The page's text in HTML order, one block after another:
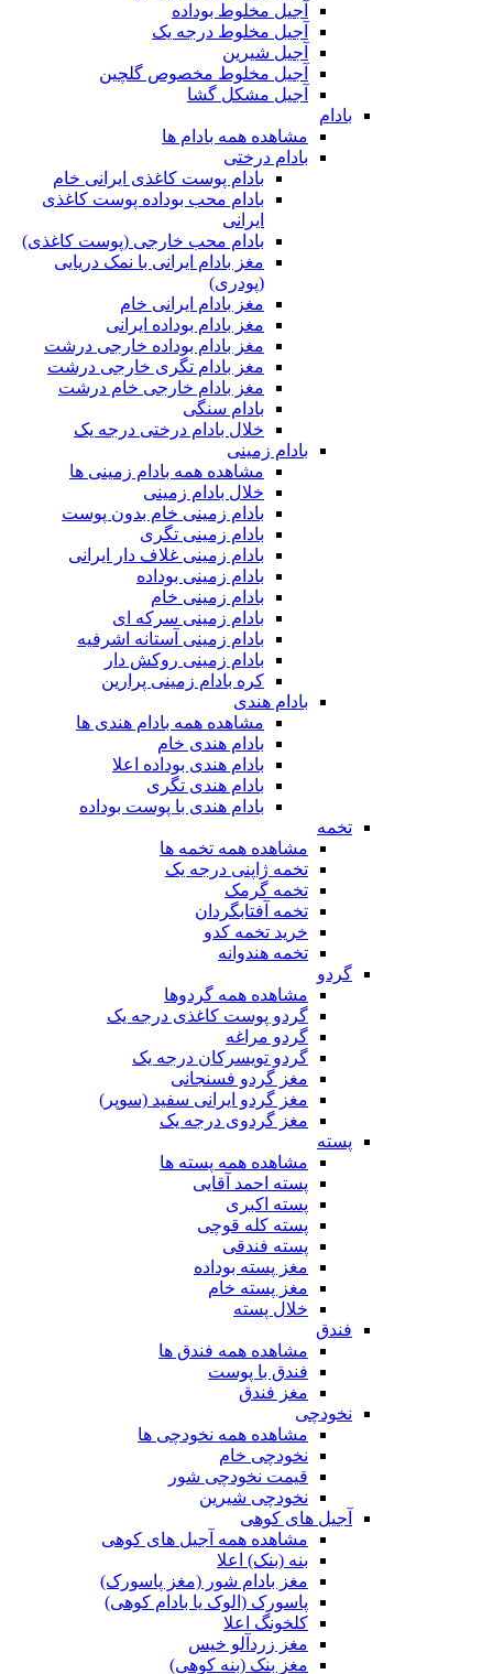
آجیل مخلوط بوداده
آجیل مخلوط درجه یک
آجیل شیرین
آجیل مخلوط مخصوص گلچین
آجیل مشکل گشا
بادام
مشاهده همه بادام ها
بادام درختی
بادام پوست کاغذی ایرانی خام
بادام محب بوداده پوست کاغذی
ایرانی
بادام محب خارجی (پوست کاغذی)
مغز بادام ایرانی با نمک دریایی
(پودری)
مغز بادام ایرانی خام
مغز بادام بوداده ایرانی
مغز بادام بوداده خارجی درشت
مغز بادام تگری خارجی درشت
مغز بادام خارجی خام درشت
بادام سنگی
خلال بادام درختی درجه یک
بادام زمینی
مشاهده همه بادام زمینی ها
خلال بادام زمینی
بادام زمینی خام بدون پوست
بادام زمینی تگری
بادام زمینی غلاف دار ایرانی
بادام زمینی بوداده
بادام زمینی خام
بادام زمینی سرکه ای
بادام زمینی آستانه اشرفیه
بادام زمینی روکش دار
کره بادام زمینی پرارین
بادام هندی
مشاهده همه بادام هندی ها
بادام هندی خام
بادام هندی بوداده اعلا
بادام هندی تگری
بادام هندی با پوست بوداده
تخمه
مشاهده همه تخمه ها
تخمه ژاپنی درجه یک
تخمه گرمک
تخمه آفتابگردان
خرید تخمه کدو
تخمه هندوانه
گردو
مشاهده همه گردوها
گردو پوست کاغذی درجه یک
گردو مراغه
گردو تویسرکان درجه یک
مغز گردو فسنجانی
مغز گردو ایرانی سفید (سوپر)
مغز گردوی درجه یک
پسته
مشاهده همه پسته ها
پسته احمد آقایی
پسته اکبری
پسته کله قوچی
پسته فندقی
مغز پسته بوداده
مغز پسته خام
خلال پسته
فندق
مشاهده همه فندق ها
فندق با پوست
مغز فندق
نخودچی
مشاهده همه نخودچی ها
نخودچی خام
قیمت نخودچی شور
نخودچی شیرین
آجیل های کوهی
مشاهده همه آجیل های کوهی
بنه (بنک) اعلا
مغز بادام شور (مغز پاسورک)
پاسورک (الوک یا بادام کوهی)
کلخونگ اعلا
مغز زردآلو خیس
مغز بنک (بنه کوهی)